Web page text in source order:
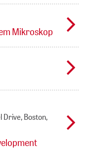
Mikroskop
Drive, Boston,